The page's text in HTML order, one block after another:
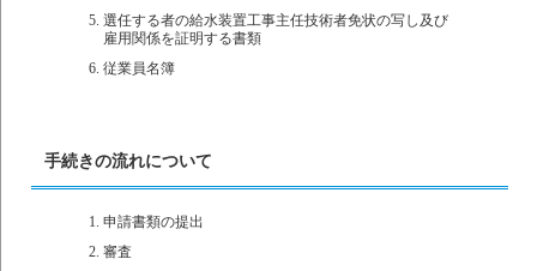
選任する者の給水装置工事主任技術者免状の写し及び
雇用関係を証明する書類
従業員名簿
手続きの流れについて
申請書類の提出
審査